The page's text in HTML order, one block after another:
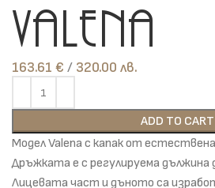
Valena
163.61 € лв.
ADD TO CART
Модел Valena с капак от
Дръжката е с регулируема дължина
Лицевата част и дъното са